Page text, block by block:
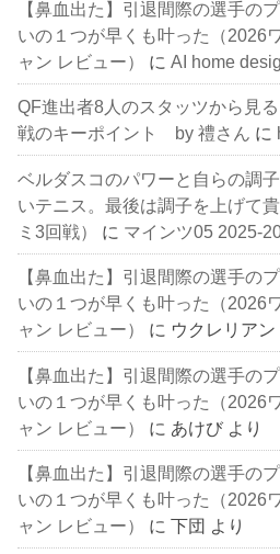
【鼻血出た】引退間際の選手の
いの１つが早くも叶った（2026
ャン レビュー）
にAI home
QF進出者8人のスタッツから見
戦のキーポイント by 禮さん に
ベルダスコのパワーと自らの調
いテニス。最後は調子を上げて
ミ3回戦）
に マインツ05 2025-
【鼻血出た】引退間際の選手の
いの１つが早くも叶った（2026
ャン レビュー）
に ウクレリアン
【鼻血出た】引退間際の選手の
いの１つが早くも叶った（2026
ャン レビュー）
に あけび より
【鼻血出た】引退間際の選手の
いの１つが早くも叶った（2026
ャン レビュー）
に下団 より